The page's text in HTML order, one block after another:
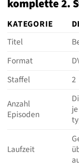
komplette 2.
KATEGORIE
Titel
Format
Staffel
2
Anzahl
Episoden
Laufzeit